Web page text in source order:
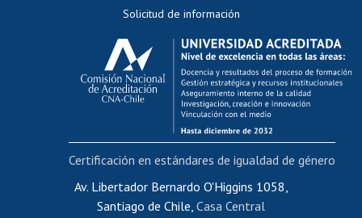
Evaluación docente
Calificación académica
Postulación al AUCAI
Funcionarias/os
Cursos internos de capacitación
Bienestar del personal
Portal de movilidad interna
Certificado de renta
Certificado de renta honorarios
Solicitud de información
Av. Libertador Bernardo O'Higgins 1058,
Santiago de Chile, Casa Central
Certificación en estándares de igualdad de género